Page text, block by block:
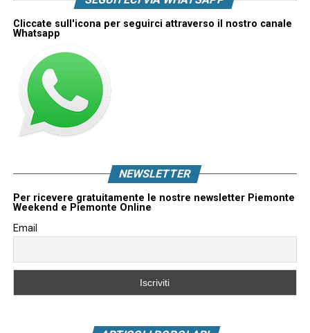
Cliccate sull'icona per seguirci attraverso il nostro canale
Whatsapp
NEWSLETTER
Per ricevere gratuitamente le nostre newsletter Piemonte
Weekend e Piemonte Online
Email